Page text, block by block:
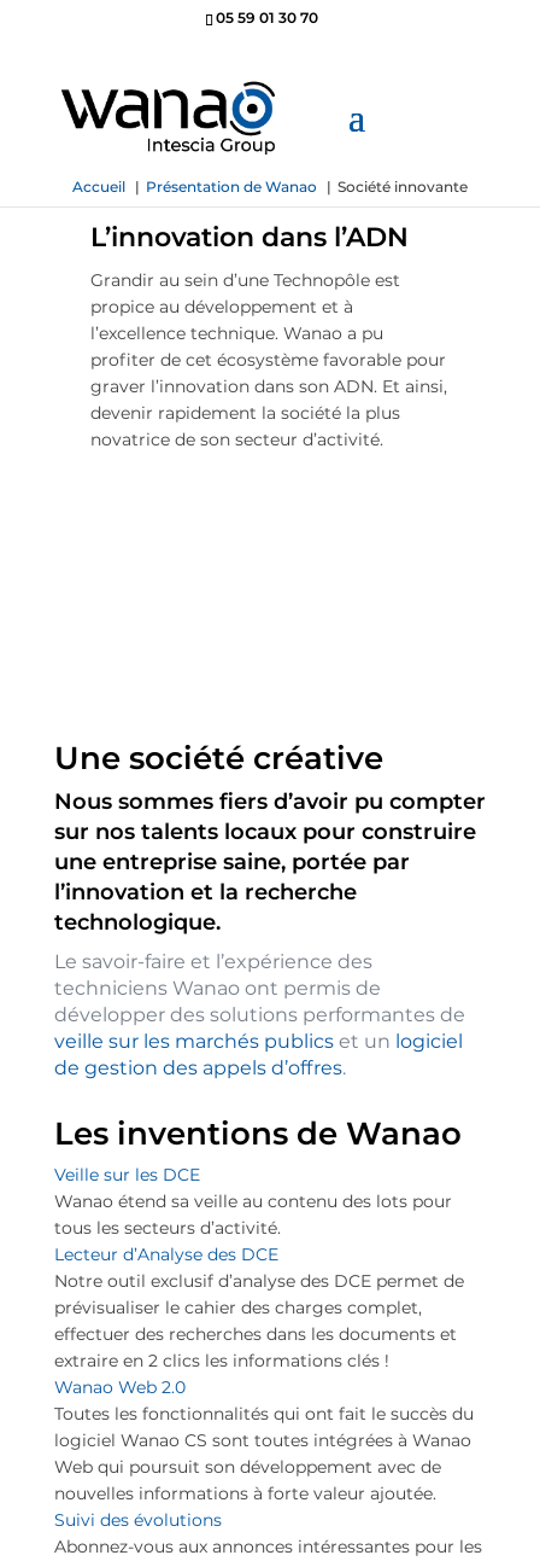
05 59 01 30 70
Accueil Présentation de Wanao Société innovante
L’innovation dans l’ADN
Grandir au sein d’une Technopôle est
propice au développement et à
l’excellence technique. Wanao a pu
profiter de cet écosystème favorable pour
graver l’innovation dans son ADN. Et ainsi,
devenir rapidement la société la plus
novatrice de son secteur d’activité.
Une société créative
Nous sommes fiers d’avoir pu compter
sur nos talents locaux pour construire
une entreprise saine, portée par
l’innovation et la recherche
technologique.
Le savoir-faire et l’expérience des
techniciens Wanao ont permis de
développer des solutions performantes de
veille sur les marchés publicset un logiciel
de gestion des appels d’offres.
Les inventions de Wanao
Veille sur les DCE
Wanao étend sa veille au contenu des lots pour
tous les secteurs d’activité.
Lecteur d’Analyse des DCE
Notre outil exclusif d’analyse des DCE permet de
prévisualiser le cahier des charges complet,
effectuer des recherches dans les documents et
extraire en 2 clics les informations clés !
Wanao Web 2.0
Toutes les fonctionnalités qui ont fait le succès du
logiciel Wanao CS sont toutes intégrées à Wanao
Web qui poursuit son développement avec de
nouvelles informations à forte valeur ajoutée.
Suivi des évolutions
Abonnez-vous aux annonces intéressantes pour les